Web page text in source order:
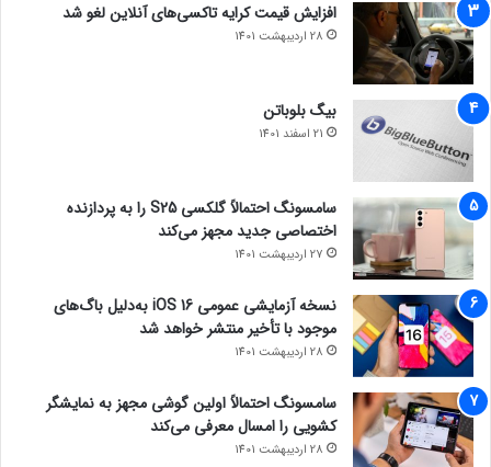
افزایش قیمت کرایه تاکسی‌های آنلاین لغو شد
28 اردیبهشت 1401
بیگ بلوباتن
21 اسفند 1401
سامسونگ احتمالاً گلکسی S25 را به پردازنده
اختصاصی جدید مجهز می‌کند
27 اردیبهشت 1401
نسخه آزمایشی عمومی iOS 16 به‌دلیل باگ‌های
موجود با تأخیر منتشر خواهد شد
28 اردیبهشت 1401
سامسونگ احتمالاً اولین گوشی مجهز به نمایشگر
کشویی را امسال معرفی می‌کند
28 اردیبهشت 1401